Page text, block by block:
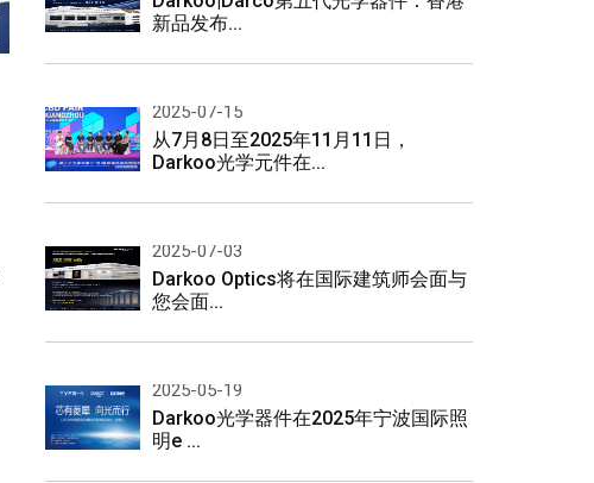
新品发布...
2025-07-15
从7月8日至2025年11月11日，
Darkoo光学元件在...
2025-07-03
Darkoo Optics将在国际建筑师会面与
您会面...
2025-05-19
Darkoo光学器件在2025年宁波国际照
明e ...